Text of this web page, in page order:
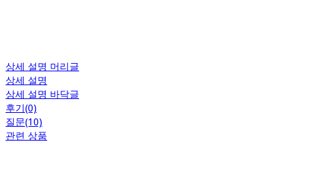
상세 설명 머리글
상세 설명
상세 설명 바닥글
후기(0)
질문(10)
관련 상품